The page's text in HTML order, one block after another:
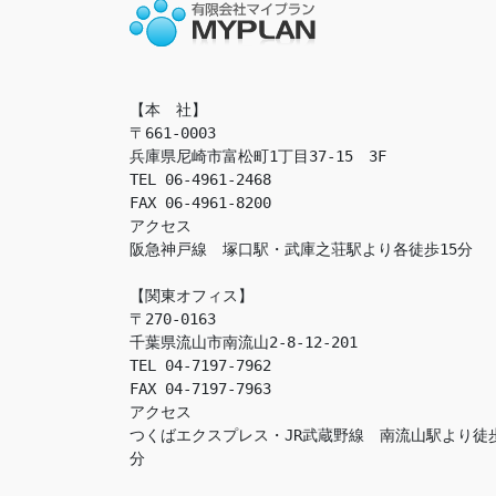
【本　社】
〒661-0003
兵庫県尼崎市富松町1丁目37-15　3F
TEL 06-4961-2468
FAX 06-4961-8200
アクセス
阪急神戸線　塚口駅・武庫之荘駅より各徒歩15分
【関東オフィス】
〒270-0163
千葉県流山市南流山2-8-12-201
TEL 04-7197-7962
FAX 04-7197-7963
アクセス
つくばエクスプレス・JR武蔵野線　南流山駅より徒
分